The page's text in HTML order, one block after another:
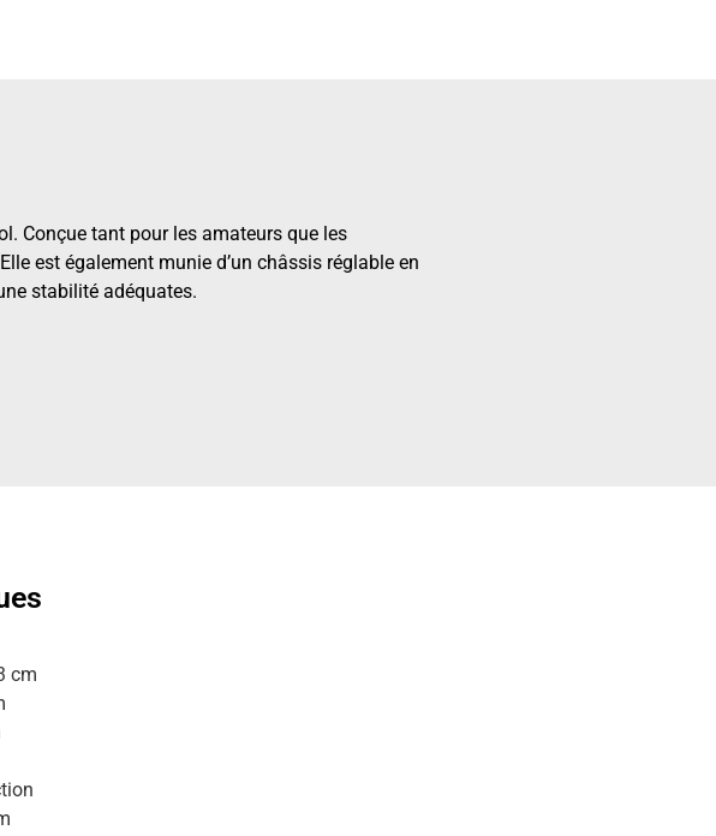
Conçue tant pour les amateurs que les
est également munie d’un châssis réglable en
stabilité adéquates.
cm